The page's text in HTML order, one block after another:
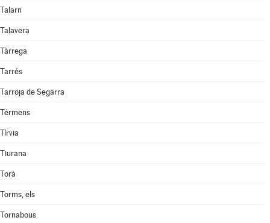
Talarn
Talavera
Tàrrega
Tarrés
Tarroja de Segarra
Térmens
Tírvia
Tiurana
Torà
Torms, els
Tornabous